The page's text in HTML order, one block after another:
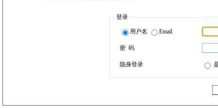
登录
用户名 Email
密 码
隐身登录